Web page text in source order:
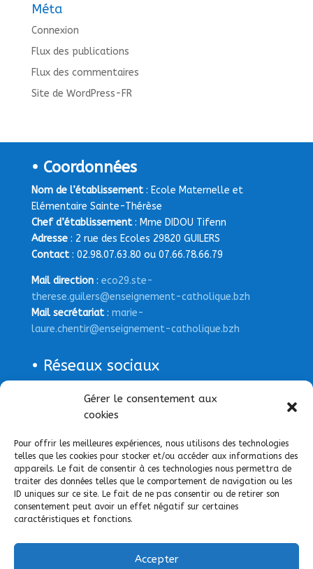
Gérer le consentement aux
cookies
Pour offrir les meilleures expériences, nous utilisons des technologies
telles que les cookies pour stocker et/ou accéder aux informations des
appareils. Le fait de consentir à ces technologies nous permettra de
traiter des données telles que le comportement de navigation ou les
ID uniques sur ce site. Le fait de ne pas consentir ou de retirer son
consentement peut avoir un effet négatif sur certaines
caractéristiques et fonctions.
Accepter
Méta
Connexion
Flux des publications
Flux des commentaires
Site de WordPress-FR
• Coordonnées
Nom de l’établissement: Ecole Maternelle et
Elémentaire Sainte-Thérèse
Chef d’établissement: Mme DIDOU Tifenn
Adresse: 2 rue des Ecoles 29820 GUILERS
Contact: 02.98.07.63.80 ou 07.66.78.66.79
Mail direction: eco29.ste-
therese.guilers@enseignement-catholique.bzh
Mail secrétariat: marie-
laure.chentir@enseignement-catholique.bzh
• Réseaux sociaux
Page Facebook